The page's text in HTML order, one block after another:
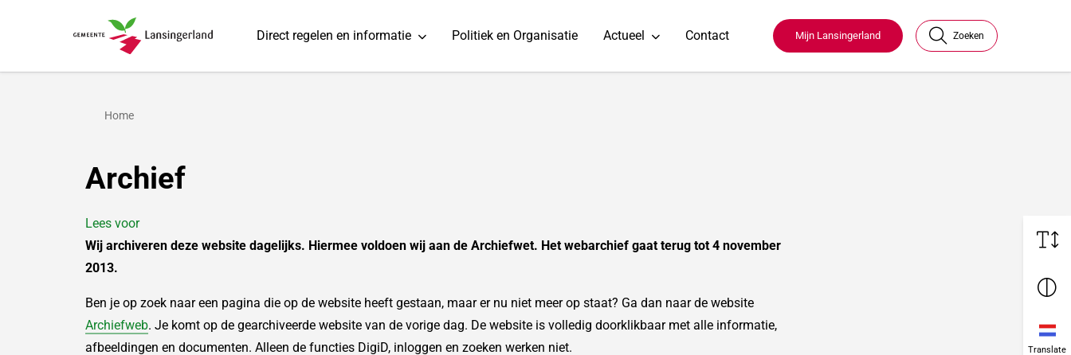
Direct regelen en informatie Politiek en Organisatie Actueel Contact Mijn Lansingerland Zoeken
Translate
Home
Archief
Lees voor
Wij archiveren deze website dagelijks. Hiermee voldoen wij aan de Archiefwet. Het webarchief gaat terug tot 4 november
2013.
Ben je op zoek naar een pagina die op de website heeft gestaan, maar er nu niet meer op staat? Ga dan naar de website
Archiefweb. Je komt op de gearchiveerde website van de vorige dag. De website is volledig doorklikbaar met alle informatie,
afbeeldingen en documenten. Alleen de functies DigiD, inloggen en zoeken werken niet.